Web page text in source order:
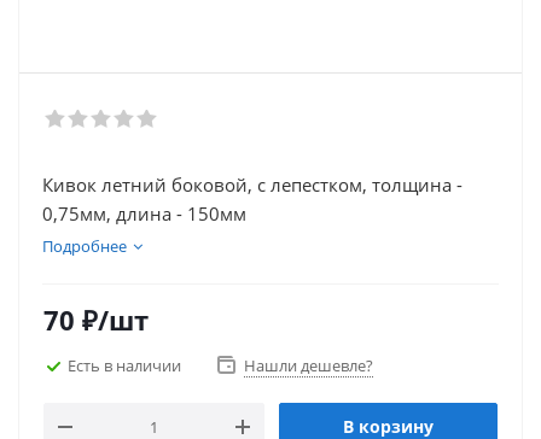
Кивок летний боковой, с лепестком, толщина -
0,75мм, длина - 150мм
Подробнее
70 ₽/шт
Есть в наличии Нашли дешевле?
В корзину